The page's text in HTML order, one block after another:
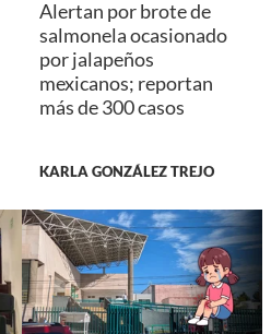
Alertan por brote de
salmonela ocasionado
por jalapeños
mexicanos; reportan
más de 300 casos
KARLA GONZÁLEZ TREJO